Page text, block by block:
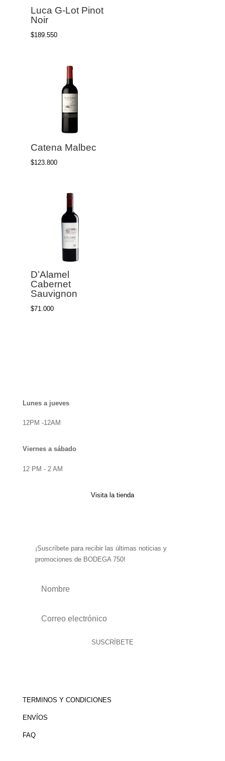
Luca G-Lot Pinot
Noir
$189.550
Catena Malbec
$123.800
D’Alamel
Cabernet
Sauvignon
$71.000
Lunes a jueves
12PM -12AM
Viernes a sábado
12 PM - 2 AM
Visita la tienda
¡Suscríbete para recibir las últimas noticias y
promociones de BODEGA 750!
SUSCRÍBETE
TERMINOS Y CONDICIONES
ENVÍOS
FAQ